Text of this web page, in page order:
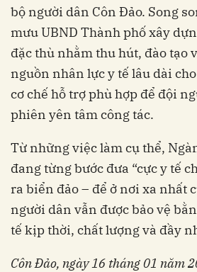
bộ người dân Côn Đảo. Song
mưu UBND Thành phố xây
đặc thù nhằm thu hút, đào tạo
nguồn nhân lực y tế lâu dài
cơ chế hỗ trợ phù hợp để đội
phiên yên tâm công tác.
Từ những việc làm cụ thể,
đang từng bước đưa “cực y tế
ra biển đảo – để ở nơi xa nhất
người dân vẫn được bảo vệ
tế kịp thời, chất lượng và đầy
Côn Đảo, ngày 16 tháng 01 năm